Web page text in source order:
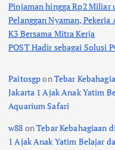
Pinjaman hingga Rp2 Miliar
Pelanggan Nyaman,
K3 Bersama Mitra Kerja
POST Hadir sebagai Solusi
PaitosgponTebar
Jakarta 1 Ajak Anak Yatim
Aquarium Safari
w88 onTebar Kebahagiaan
1 Ajak Anak Yatim Belajar